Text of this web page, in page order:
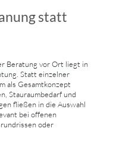
statt
Beratung vor Ort liegt in
Statt einzelner
als Gesamtkonzept
Stauraumbedarf und
fließen in die Auswahl
bei offenen
oder